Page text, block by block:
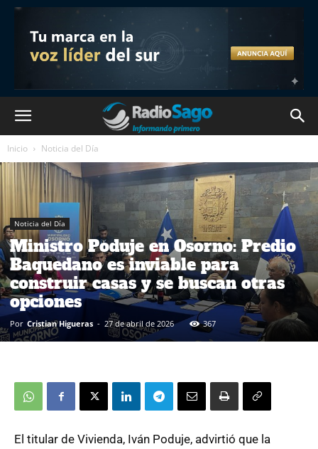
Inicio Noticia del Día
Noticia del Día
Ministro Poduje en Osorno: Predio
Baquedano es inviable para
construir casas y se buscan otras
opciones
Por Cristian Higueras - 27 de abril de 2026 367
El titular de Vivienda, Iván Poduje, advirtió que la